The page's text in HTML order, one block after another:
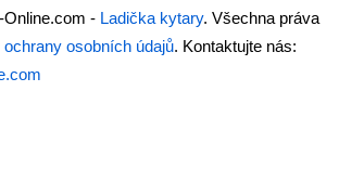
- Ladička kytary. Všechna práva
osobních údajů. Kontaktujte nás: